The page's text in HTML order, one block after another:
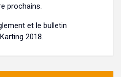
prochains.
et le bulletin
2018.